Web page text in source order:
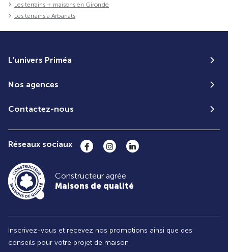
Les terrains + maisons en Gironde
Les terrains à Arbanats
L'univers Priméa
Nos agences
Contactez-nous
Réseaux sociaux
Constructeur agrée
Maisons de qualité
Inscrivez-vous et recevez nos promotions ainsi que des
conseils pour votre projet de maison